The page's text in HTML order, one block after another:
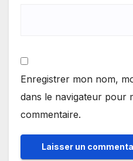
Enregistrer mon nom,
dans le navigateur pour
commentaire.